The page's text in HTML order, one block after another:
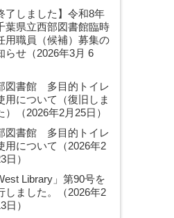
了しました】令和8年
葉県立西部図書館臨時
用職員（候補）募集の
らせ（2026年3月 6
図書館 多目的トイレ
用について（復旧しま
）（2026年2月25日）
図書館 多目的トイレ
用について（2026年2
日）
Library」第90号を
しました。（2026年2
日）